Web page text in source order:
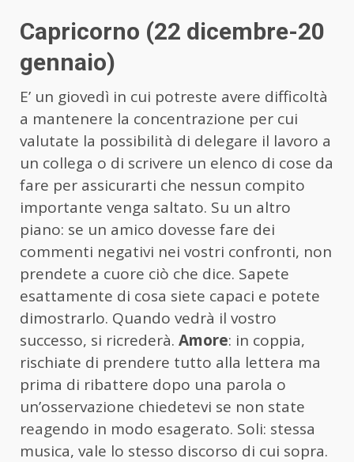
Capricorno (22 dicembre-20
gennaio)
E’ un giovedì in cui potreste avere difficoltà
a mantenere la concentrazione per cui
valutate la possibilità di delegare il lavoro a
un collega o di scrivere un elenco di cose da
fare per assicurarti che nessun compito
importante venga saltato. Su un altro
piano: se un amico dovesse fare dei
commenti negativi nei vostri confronti, non
prendete a cuore ciò che dice. Sapete
esattamente di cosa siete capaci e potete
dimostrarlo. Quando vedrà il vostro
successo, si ricrederà. Amore: in coppia,
rischiate di prendere tutto alla lettera ma
prima di ribattere dopo una parola o
un’osservazione chiedetevi se non state
reagendo in modo esagerato. Soli: stessa
musica, vale lo stesso discorso di cui sopra.